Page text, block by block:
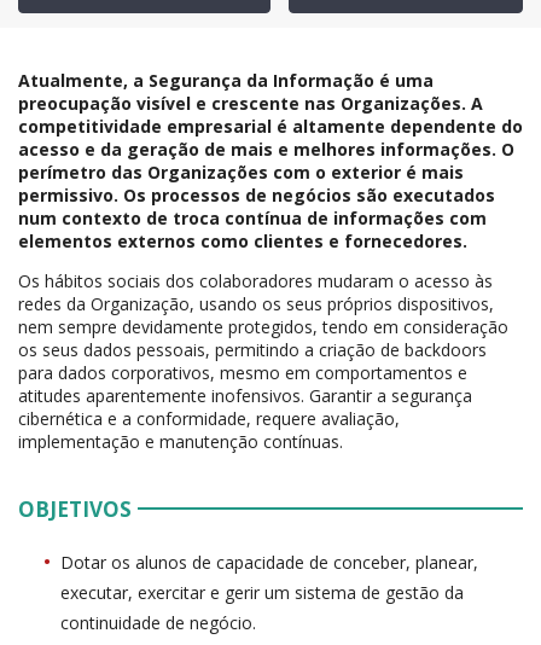
Atualmente, a Segurança da Informação é uma
preocupação visível e crescente nas Organizações. A
competitividade empresarial é altamente dependente do
acesso e da geração de mais e melhores informações. O
perímetro das Organizações com o exterior é mais
permissivo. Os processos de negócios são executados
num contexto de troca contínua de informações com
elementos externos como clientes e fornecedores.
Os hábitos sociais dos colaboradores mudaram o acesso às
redes da Organização, usando os seus próprios dispositivos,
nem sempre devidamente protegidos, tendo em consideração
os seus dados pessoais, permitindo a criação de backdoors
para dados corporativos, mesmo em comportamentos e
atitudes aparentemente inofensivos. Garantir a segurança
cibernética e a conformidade, requere avaliação,
implementação e manutenção contínuas.
OBJETIVOS
Dotar os alunos de capacidade de conceber, planear,
executar, exercitar e gerir um sistema de gestão da
continuidade de negócio.